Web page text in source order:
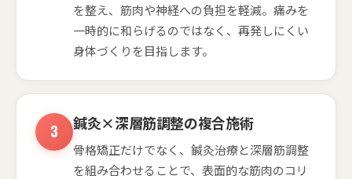
を整え、筋肉や神経への負担を軽減。痛みを
一時的に和らげるのではなく、再発しにくい
身体づくりを目指します。
鍼灸×深層筋調整の複合施術
骨格矯正だけでなく、鍼灸治療と深層筋調整
を組み合わせることで、表面的な筋肉のコリ